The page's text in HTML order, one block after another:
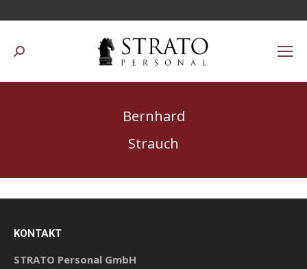
Suchen:
Bernhard
Strauch
KONTAKT
STRATO Personal GmbH